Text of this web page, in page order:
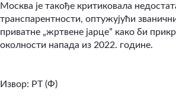
Москва је такође критиковала
транспарентности, оптужујући
приватне „жртвене јарце” како би
околности напада из 2022. године.
Извор: РТ (Ф)